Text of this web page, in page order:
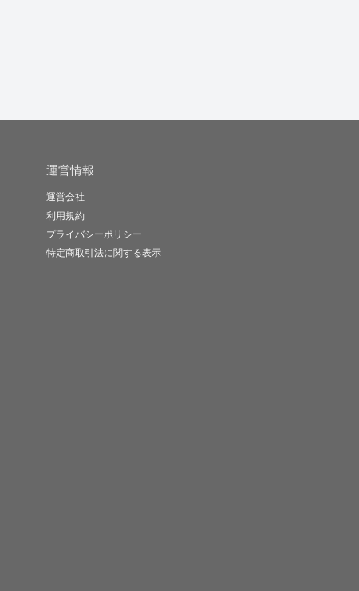
運営情報
運営会社
利用規約
プライバシーポリシー
特定商取引法に関する表示